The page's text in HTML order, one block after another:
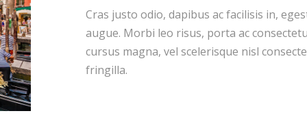
Cras justo odio, dapibus ac facilisis in,
augue. Morbi leo risus, porta ac
cursus magna, vel scelerisque nisl
fringilla.